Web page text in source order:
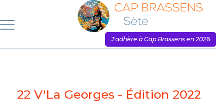
J'adhère à Cap Brassens en 2026
22 V'La Georges - Édition 2022